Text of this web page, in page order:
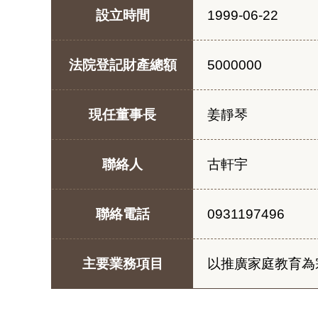
設立時間 1999-06-22
法院登記財產總額 5000000
現任董事長 姜靜琴
聯絡人 古軒宇
聯絡電話 0931197496
主要業務項目 以推廣家庭教育